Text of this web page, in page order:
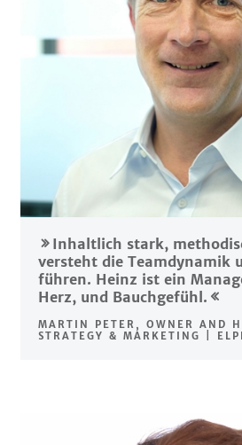
Inhaltlich stark,
versteht die Teamdynamik
führen. Heinz ist ein
Herz, und Bauchgefühl.
MARTIN PETER, OWNER AND
STRATEGY & MARKETING |